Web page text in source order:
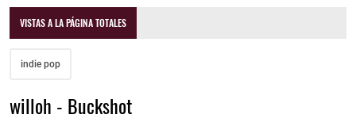
VISTAS A LA PÁGINA TOTALES
indie pop
willoh - Buckshot